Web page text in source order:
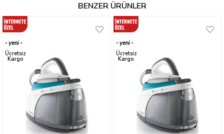
Yüksek Şok ve Sürekli Buhar
3000 Watt güç, 600 gram şok buhar ve 165 gram/dakika yüksek buharı
sayesinde üstün performans sunar.
BENZER ÜRÜNLER
yeni
ürün
Ücretsiz
Kargo
yeni
ürün
Ücretsiz
Kargo